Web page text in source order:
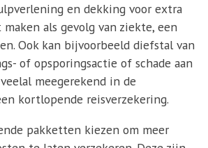
en dekking voor extra
als gevolg van ziekte, een
Ook kan bijvoorbeeld diefstal van
of opsporingsactie of schade aan
meegerekend in de
kortlopende reisverzekering.
pakketten kiezen om meer